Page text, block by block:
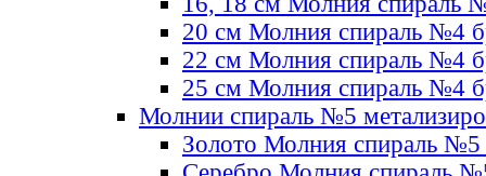
20 см Молния спираль №4
22 см Молния спираль №4
25 см Молния спираль №4
Молнии спираль №5
Золото Молния спираль №5